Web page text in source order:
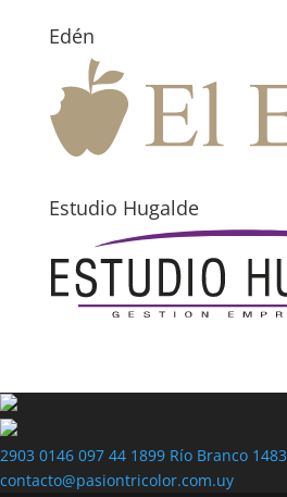
Edén
Estudio Hugalde
2903 0146 097 44 1899 Río Branco 1483
contacto@pasiontricolor.com.uy